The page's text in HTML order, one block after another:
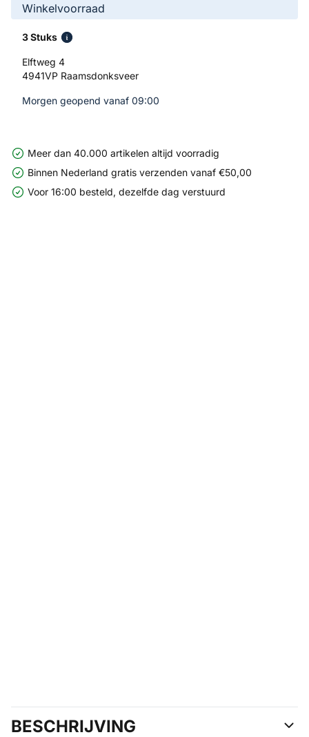
Winkelvoorraad
3 Stuks
Elftweg 4
4941VP Raamsdonksveer
Morgen geopend vanaf 09:00
Meer dan 40.000 artikelen altijd voorradig
Binnen Nederland gratis verzenden vanaf €50,00
Voor 16:00 besteld, dezelfde dag verstuurd
BESCHRIJVING